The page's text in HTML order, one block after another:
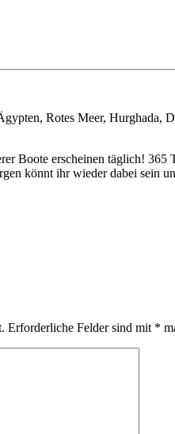
Rotes Meer, Hurghada,
Boote erscheinen täglich!
könnt ihr wieder dabei sein
Erforderliche Felder sind mit *